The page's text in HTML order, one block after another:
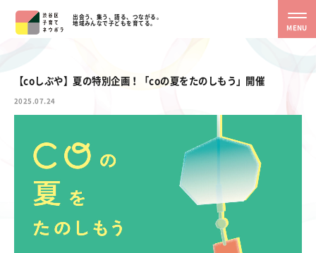
出会う、集う、語る、つながる。
地域みんなで子どもを育てる。
MENU
【coしぶや】夏の特別企画！「coの夏をたのしもう」開催
2025.07.24